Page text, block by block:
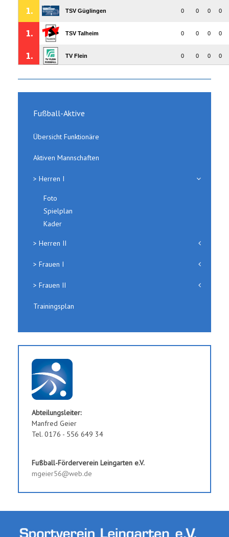
Fußball-Aktive
Übersicht Funktionäre
Aktiven Mannschaften
> Herren I
Foto
Spielplan
Kader
> Herren II
> Frauen I
> Frauen II
Trainingsplan
Abteilungsleiter:
Manfred Geier
Tel. 0176 - 556 649 34
Fußball-Förderverein Leingarten e.V.
mgeier56@web.de